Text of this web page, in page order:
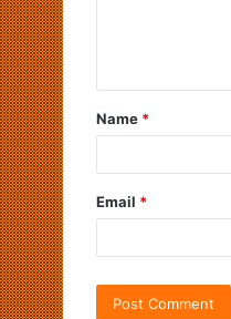
Name *
Email *